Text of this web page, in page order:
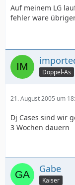
Auf meinem LG
fehler ware
Doppel-As
21. August 2005 um
Dj Cases sind wir
3 Wochen dauern
Gabe
Kaiser